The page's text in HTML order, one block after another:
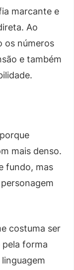
marcante e
Ao
os números
e também
mais denso.
fundo, mas
costuma ser
forma